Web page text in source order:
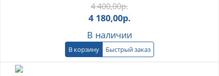
4 400,00р.
4 180,00р.
В наличии
В корзину Быстрый заказ